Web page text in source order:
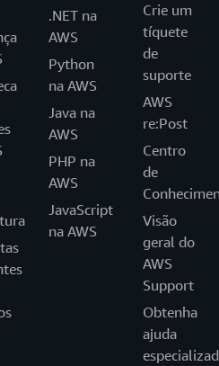
.NET na
AWS
Python
na AWS
Java na
AWS
PHP na
AWS
JavaScript
na AWS
Crie um
tíquete
de
suporte
AWS
re:Post
Centro
de
Visão
geral do
AWS
Support
Obtenha
ajuda